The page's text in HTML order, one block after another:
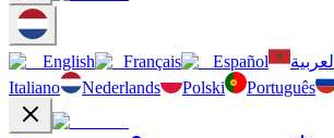
English Français Español العربية
Italiano
Nederlands Polski Português